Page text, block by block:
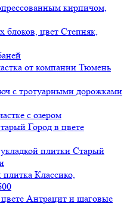
кирпичом,
блоков, цвет Степняк,
от компании Тюмень
с тротуарными дорожками
с озером
Город в цвете
плитки Старый
Классико,
цвете Антрацит и шаговые